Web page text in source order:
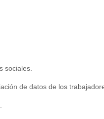
sociales.
de datos de los